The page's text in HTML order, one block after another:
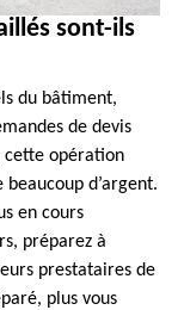
sont-ils
du bâtiment,
de devis
cette opération
d’argent.
en cours
préparez à
prestataires de
plus vous